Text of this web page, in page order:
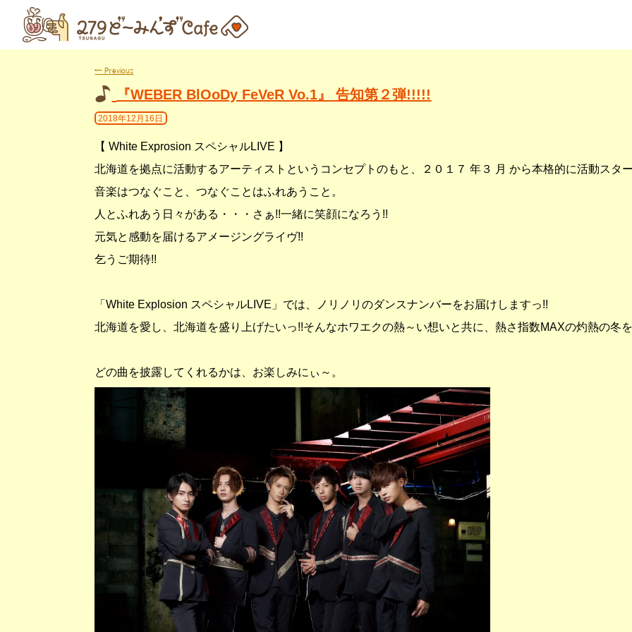
← Previous
『WEBER BlOoDy FeVeR Vo.1』 告知第２弾!!!!!
2018年12月16日
【 White Exprosion スペシャルLIVE 】
北海道を拠点に活動するアーティストというコンセプトのもと、２０１７ 年３ 月 から本格的に活動スタ
音楽はつなぐこと、つなぐことはふれあうこと。
人とふれあう日々がある・・・さぁ!!一緒に笑顔になろう !!
元気と感動を届けるアメージングライヴ!!
乞うご期待!!
「White Explosion スペシャルLIVE 」では、ノリノリのダンスナンバーをお届けしますっ!!
北海道を愛し、北海道を盛り上げたいっ!!そんなホワエクの熱～い想いと共に、熱さ指数MAXの灼熱の冬
どの曲を披露してくれるかは、お楽しみにぃ～。